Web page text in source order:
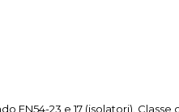
EN54-23 e 17 (isolatori).